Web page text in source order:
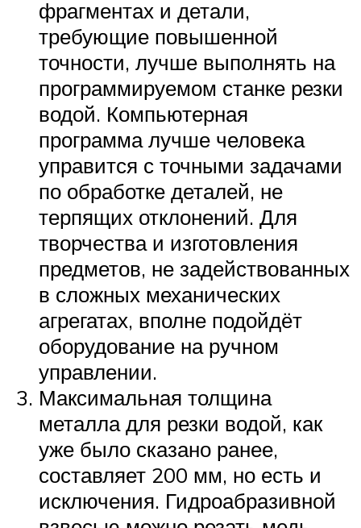
фрагментах и детали,
требующие повышенной
точности, лучше выполнять на
программируемом станке резки
водой. Компьютерная
программа лучше человека
управится с точными задачами
по обработке деталей, не
терпящих отклонений. Для
творчества и изготовления
предметов, не задействованных
в сложных механических
агрегатах, вполне подойдёт
оборудование на ручном
управлении.
Максимальная толщина
металла для резки водой, как
уже было сказано ранее,
составляет 200 мм, но есть и
исключения. Гидроабразивной